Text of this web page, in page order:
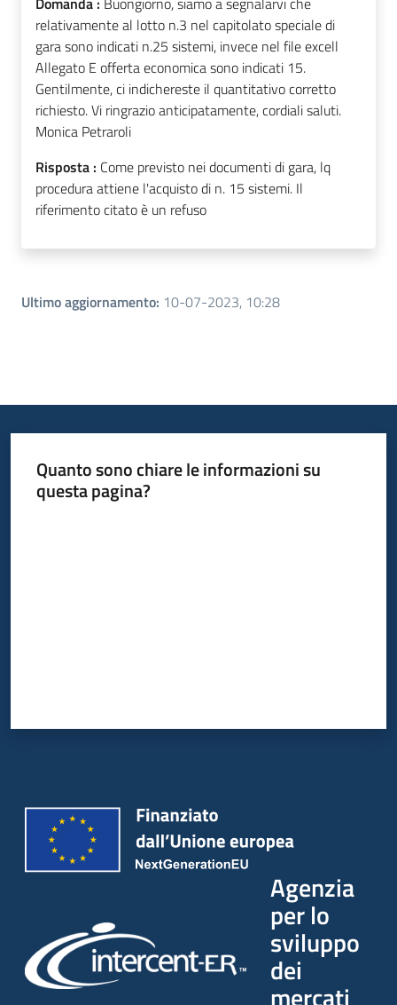
relativamente al lotto n.3 nel capitolato speciale di
gara sono indicati n.25 sistemi, invece nel file excell
Allegato E offerta economica sono indicati 15.
Gentilmente, ci indichereste il quantitativo corretto
richiesto. Vi ringrazio anticipatamente, cordiali saluti.
Monica Petraroli
Risposta : Come previsto nei documenti di gara, lq
procedura attiene l'acquisto di n. 15 sistemi. Il
riferimento citato è un refuso
Ultimo aggiornamento: 10-07-2023, 10:28
Quanto sono chiare le informazioni su
questa pagina?
Agenzia
per lo
sviluppo
dei
mercati